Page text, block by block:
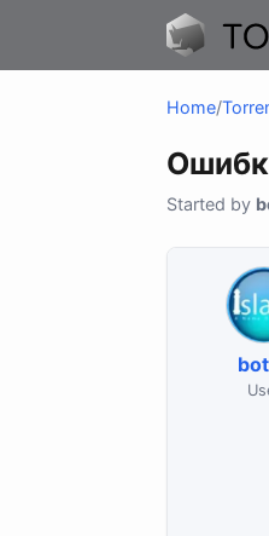
Home/
Started by